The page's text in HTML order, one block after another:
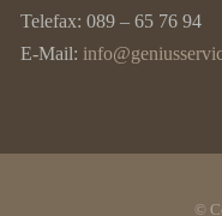
Telefax: 089 – 65 76 94
E-Mail:
©